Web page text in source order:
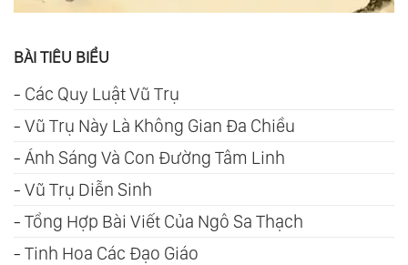
BÀI TIÊU BIỂU
- Các Quy Luật Vũ Trụ
- Vũ Trụ Này Là Không Gian Đa Chiều
- Ánh Sáng Và Con Đường Tâm Linh
- Vũ Trụ Diễn Sinh
- Tổng Hợp Bài Viết Của Ngô Sa Thạch
- Tinh Hoa Các Đạo Giáo